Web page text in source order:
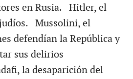
en Rusia. Hitler, el
Mussolini, el
defendían la República y
sus delirios
la desaparición del